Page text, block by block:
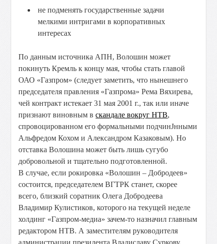
не подменять государственные задачи
мелкими интригами в корпоративных
интересах
По данным источника АПН, Волошин может
покинуть Кремль к концу мая, чтобы стать главой
ОАО «Газпром» (следует заметить, что нынешнего
председателя правления «Газпрома» Рема Вяхирева,
чей контракт истекает 31 мая 2001 г., так или иначе
признают виновным вскандале вокруг НТВ,
спровоцированном его формальными подчинЈнными
Альфредом Кохом и Александром Казаковым). Но
отставка Волошина может быть лишь сугубо
добровольной и тщательно подготовленной.
В случае, если рокировка «Волошин – Добродеев»
состоится, председателем ВГТРК станет, скорее
всего, близкий соратник Олега Добродеева
Владимир Кулистиков, которого на текущей неделе
холдинг «Газпром-медиа» зачем-то назначил главным
редактором НТВ. А заместителям руководителя
администрации президента Владиславу Суркову,